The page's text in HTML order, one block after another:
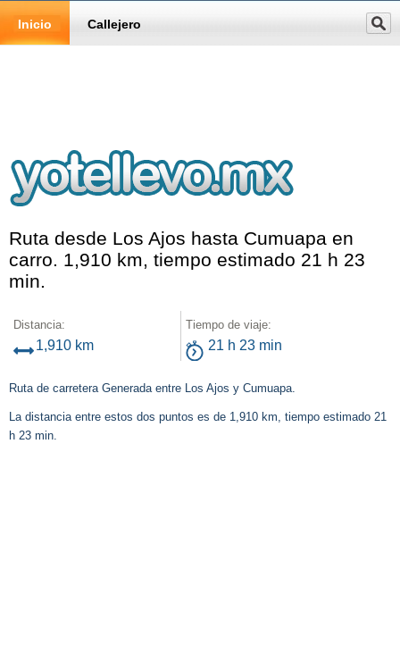
Inicio Callejero
Ruta desde Los Ajos hasta Cumuapa en
carro. 1,910 km, tiempo estimado 21 h 23
min.
Distancia:
1,910 km
Tiempo de viaje:
21 h 23 min
Ruta de carretera Generada entre Los Ajos y Cumuapa.
La distancia entre estos dos puntos es de 1,910 km, tiempo estimado 21
h 23 min.